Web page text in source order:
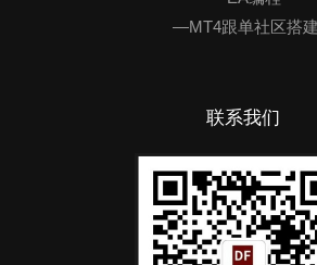
—MT4跟单社区搭建
联系我们